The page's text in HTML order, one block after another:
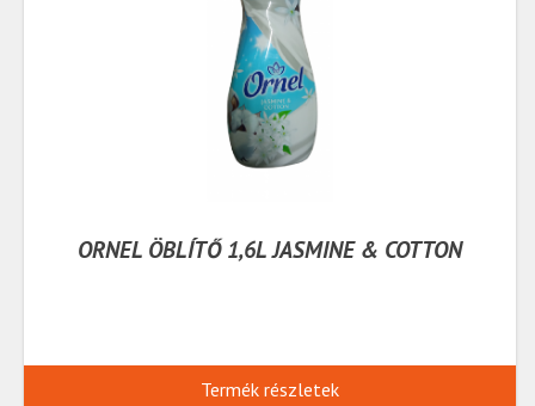
ORNEL ÖBLÍTŐ 1,6L JASMINE & COTTON
Termék részletek